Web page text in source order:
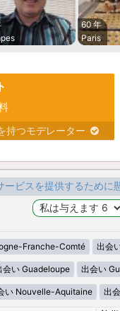
60 年
Paris
持つモデレーター
ービスを提供するために
Franche-Comté 出会
会い Guadeloupe 出会い
い Nouvelle-Aquitaine 出